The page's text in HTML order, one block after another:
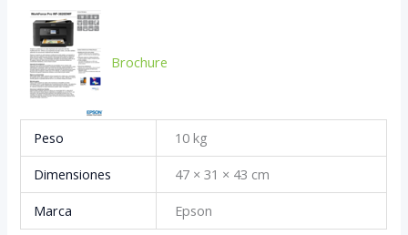
Brochure
Peso
10 kg
Dimensiones
47 × 31 × 43 cm
Marca
Epson